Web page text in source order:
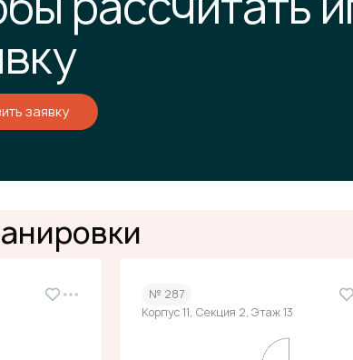
заявку
№ 287
Корпус 11, Секция 2, Этаж 13